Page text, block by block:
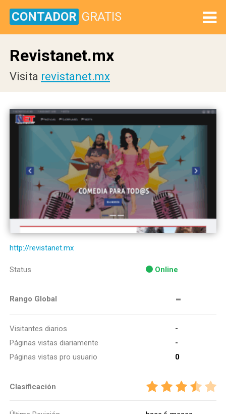
CONTADOR GRATIS
Revistanet.mx
Visita revistanet.mx
http://revistanet.mx
Status Online
Rango Global -
Visitantes diarios
-
Páginas vistas diariamente
-
Páginas vistas pro usuario
0
Clasificación